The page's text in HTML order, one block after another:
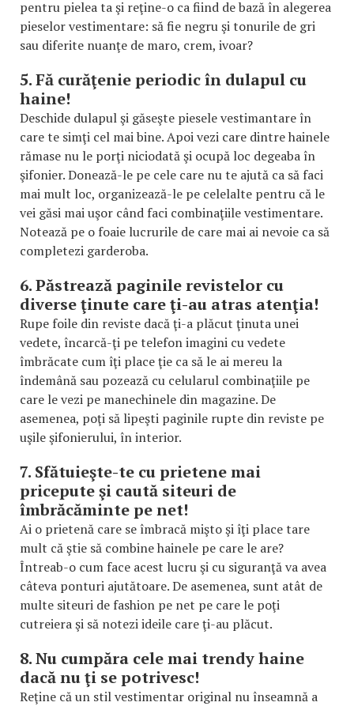
pentru pielea ta şi reţine-o ca fiind de bază în alegerea
pieselor vestimentare: să fie negru şi tonurile de gri
sau diferite nuanţe de maro, crem, ivoar?
5. Fă curăţenie periodic în dulapul cu
haine!
Deschide dulapul şi găseşte piesele vestimantare în
care te simţi cel mai bine. Apoi vezi care dintre hainele
rămase nu le porţi niciodată şi ocupă loc degeaba în
şifonier. Donează-le pe cele care nu te ajută ca să faci
mai mult loc, organizează-le pe celelalte pentru că le
vei găsi mai uşor când faci combinaţiile vestimentare.
Notează pe o foaie lucrurile de care mai ai nevoie ca să
completezi garderoba.
6. Păstrează paginile revistelor cu
diverse ţinute care ţi-au atras atenţia!
Rupe foile din reviste dacă ţi-a plăcut ţinuta unei
vedete, încarcă-ţi pe telefon imagini cu vedete
îmbrăcate cum îţi place ţie ca să le ai mereu la
îndemână sau pozează cu celularul combinaţiile pe
care le vezi pe manechinele din magazine. De
asemenea, poţi să lipeşti paginile rupte din reviste pe
uşile şifonierului, în interior.
7. Sfătuieşte-te cu prietene mai
pricepute şi caută siteuri de
îmbrăcăminte pe net!
Ai o prietenă care se îmbracă mişto şi îţi place tare
mult că ştie să combine hainele pe care le are?
Întreab-o cum face acest lucru şi cu siguranţă va avea
câteva ponturi ajutătoare. De asemenea, sunt atât de
multe siteuri de fashion pe net pe care le poţi
cutreiera şi să notezi ideile care ţi-au plăcut.
8. Nu cumpăra cele mai trendy haine
dacă nu ţi se potrivesc!
Reţine că un stil vestimentar original nu înseamnă a